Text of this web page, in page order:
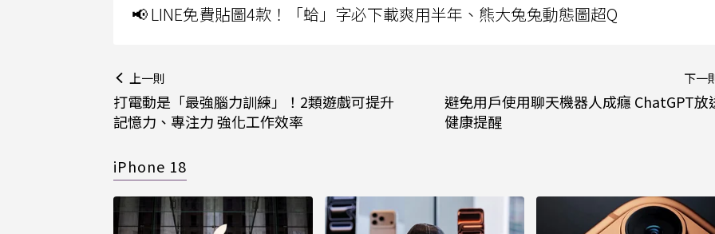
📢 LINE免費貼圖4款！「蛤」字必下載爽用半年、熊大兔兔動態圖超Q
上一則
打電動是「最強腦力訓練」！2類遊戲可提升
記憶力、專注力 強化工作效率
下一
避免用戶使用聊天機器人成癮 ChatGPT放
健康提醒
iPhone 18